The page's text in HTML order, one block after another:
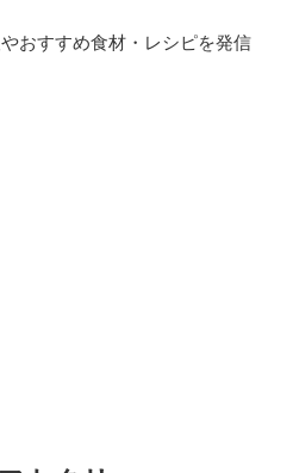
おすすめ食材・レシピを発信